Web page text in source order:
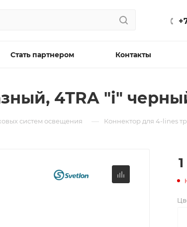
Стать партнером Контакты
4TRA "i"
систем освещения — Коннектор для 4-lines